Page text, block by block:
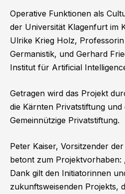
Operative Funktionen als
der Universität Klagenfurt im
Ulrike Krieg Holz,
Germanistik, und Gerhard
Institut für Artificial
Getragen wird das Projekt
die Kärnten Privatstiftung und
Gemeinnützige Privatstiftung.
Peter Kaiser, Vorsitzender
betont zum Projektvorhaben:
Dank gilt den Initiatorinnen
zukunftsweisenden Projekts,